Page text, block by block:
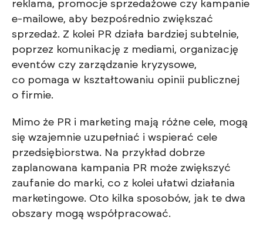
reklama, promocje sprzedażowe czy kampanie
e-mailowe, aby bezpośrednio zwiększać
sprzedaż. Z kolei PR działa bardziej subtelnie,
poprzez komunikację z mediami, organizację
eventów czy zarządzanie kryzysowe,
co pomaga w kształtowaniu opinii publicznej
o firmie.
Mimo że PR i marketing mają różne cele, mogą
się wzajemnie uzupełniać i wspierać cele
przedsiębiorstwa. Na przykład dobrze
zaplanowana kampania PR może zwiększyć
zaufanie do marki, co z kolei ułatwi działania
marketingowe. Oto kilka sposobów, jak te dwa
obszary mogą współpracować.